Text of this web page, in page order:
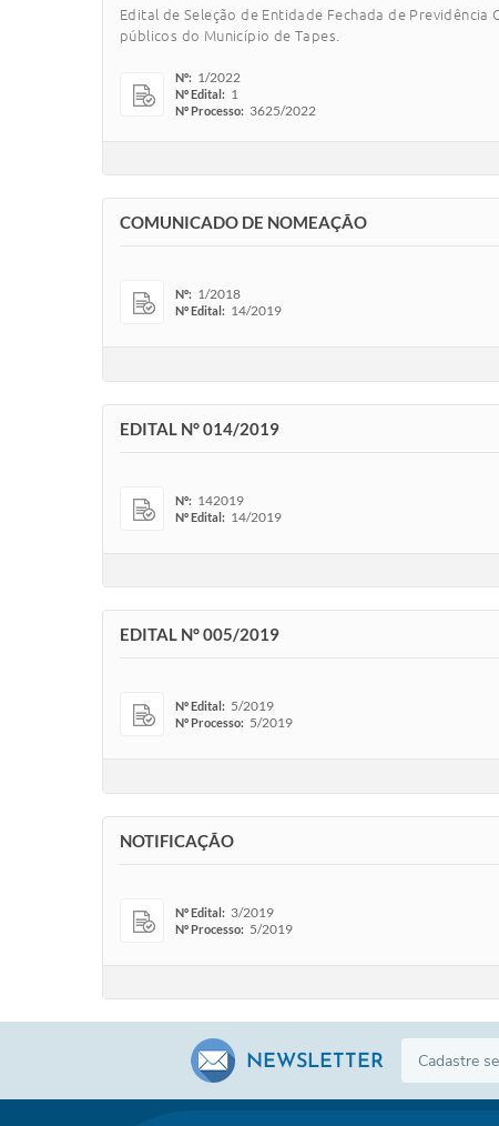
Edital de Seleção de Entidade Fechada de
públicos do Município de Tapes.
Nº: 1/2022
Nº Edital: 1
Nº Processo: 3625/2022
COMUNICADO DE NOMEAÇÃO
Nº: 1/2018
Nº Edital: 14/2019
EDITAL N° 014/2019
Nº: 142019
Nº Edital: 14/2019
EDITAL N° 005/2019
Nº Edital: 5/2019
Nº Processo: 5/2019
NOTIFICAÇÃO
Nº Edital: 3/2019
Nº Processo: 5/2019
NEWSLETTER